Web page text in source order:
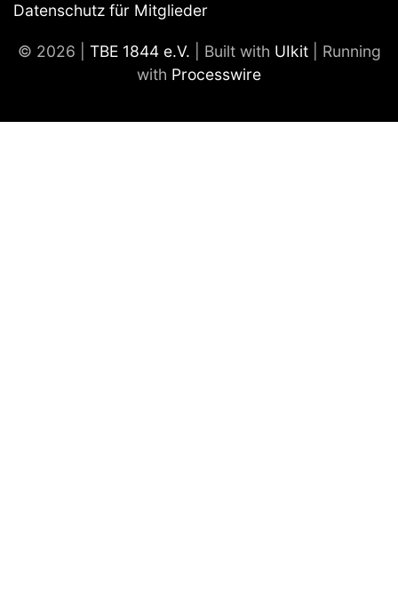
Datenschutz für Mitglieder
© 2026 | TBE 1844 e.V. | Built with UIkit| Running
with Processwire